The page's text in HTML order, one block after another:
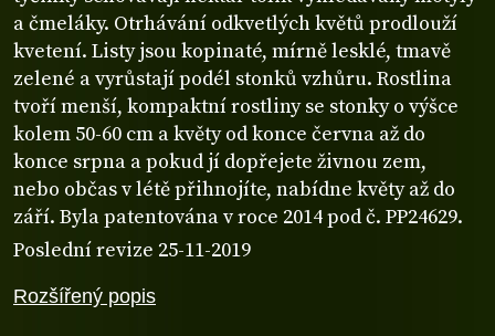
Rozšířený popis
a čmeláky. Otrhávání odkvetlých květů prodlouží
kvetení. Listy jsou kopinaté, mírně lesklé, tmavě
zelené a vyrůstají podél stonků vzhůru. Rostlina
tvoří menší, kompaktní rostliny se stonky o výšce
kolem 50-60 cm a květy od konce června až do
konce srpna a pokud jí dopřejete živnou zem,
nebo občas v létě přihnojíte, nabídne květy až do
září. Byla patentována v roce 2014 pod č. PP24629.
Poslední revize 25-11-2019